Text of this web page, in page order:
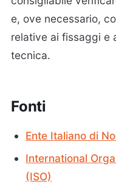
e, ove necessario,
relative ai fissaggi e
tecnica.
Fonti
Ente Italiano di
International
(ISO)